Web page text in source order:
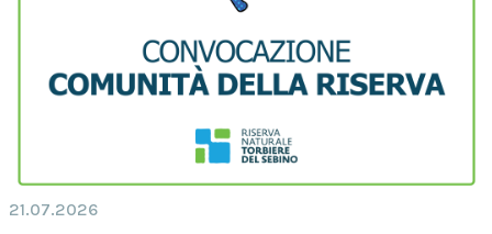
21.07.2026